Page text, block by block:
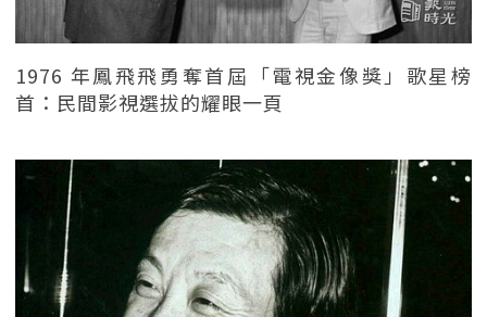
1976 年鳳飛飛勇奪首屆「電視金像獎」歌星榜
首：民間影視選拔的耀眼一頁